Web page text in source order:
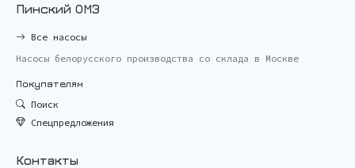
Пинский ОМЗ
Все насосы
Насосы белорусского производства со склада в Москве
Покупателям
Поиск
Спецпредложения
Контакты